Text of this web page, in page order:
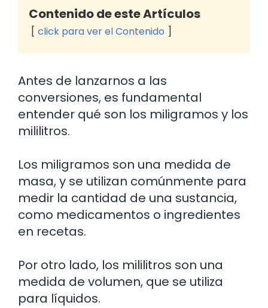
Contenido de este Artículos
click para ver el Contenido
Antes de lanzarnos a las
conversiones, es fundamental
entender qué son los miligramos y los
mililitros.
Los miligramos son una medida de
masa, y se utilizan comúnmente para
medir la cantidad de una sustancia,
como medicamentos o ingredientes
en recetas.
Por otro lado, los mililitros son una
medida de volumen, que se utiliza
para líquidos.